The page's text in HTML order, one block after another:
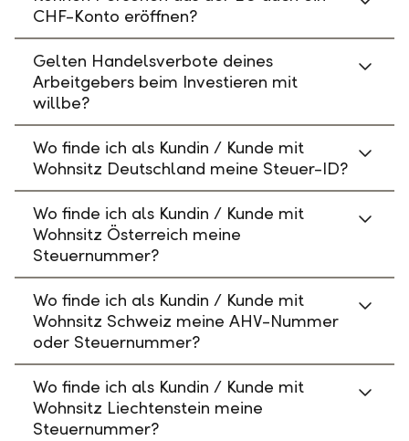
CHF-Konto eröffnen?
Gelten Handelsverbote deines
Arbeitgebers beim Investieren mit
willbe?
Wo finde ich als Kundin / Kunde mit
Wohnsitz Deutschland meine Steuer-ID?
Wo finde ich als Kundin / Kunde mit
Wohnsitz Österreich meine
Steuernummer?
Wo finde ich als Kundin / Kunde mit
Wohnsitz Schweiz meine AHV-Nummer
oder Steuernummer?
Wo finde ich als Kundin / Kunde mit
Wohnsitz Liechtenstein meine
Steuernummer?